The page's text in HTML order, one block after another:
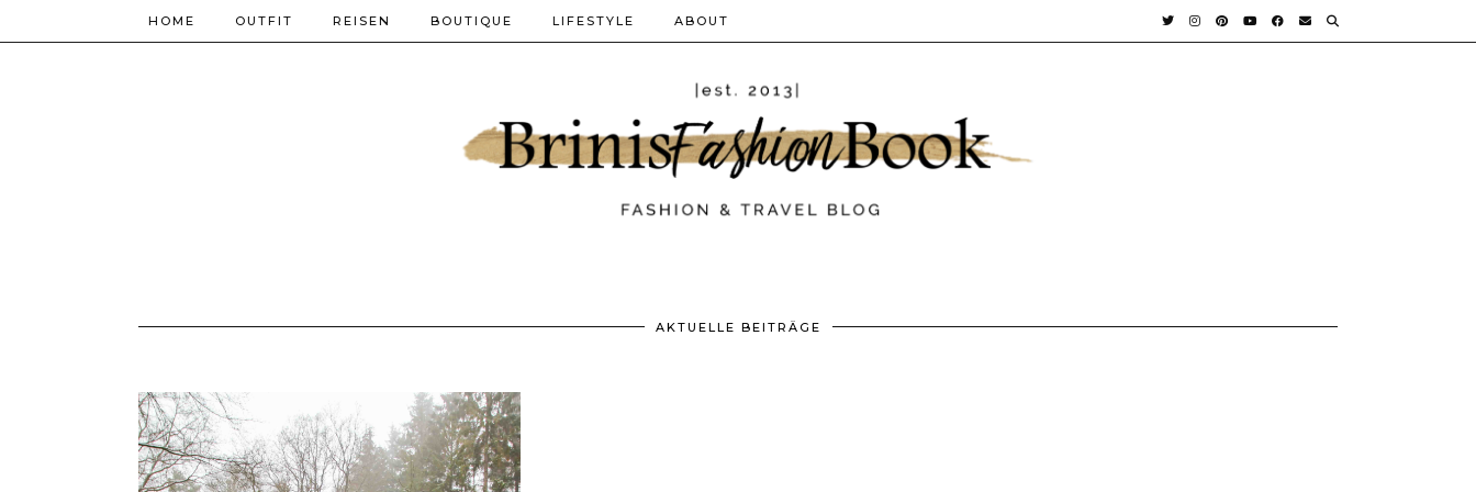
HOME OUTFIT REISEN BOUTIQUE LIFESTYLE ABOUT
AKTUELLE BEITRÄGE